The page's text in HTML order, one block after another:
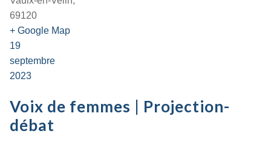
69120
+ Google Map
19
septembre
2023
Voix de femmes | Projection-
débat